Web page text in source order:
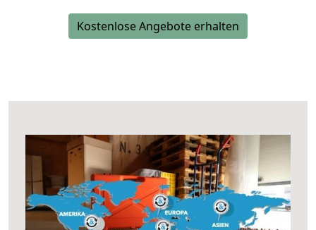
Kostenlose Angebote erhalten